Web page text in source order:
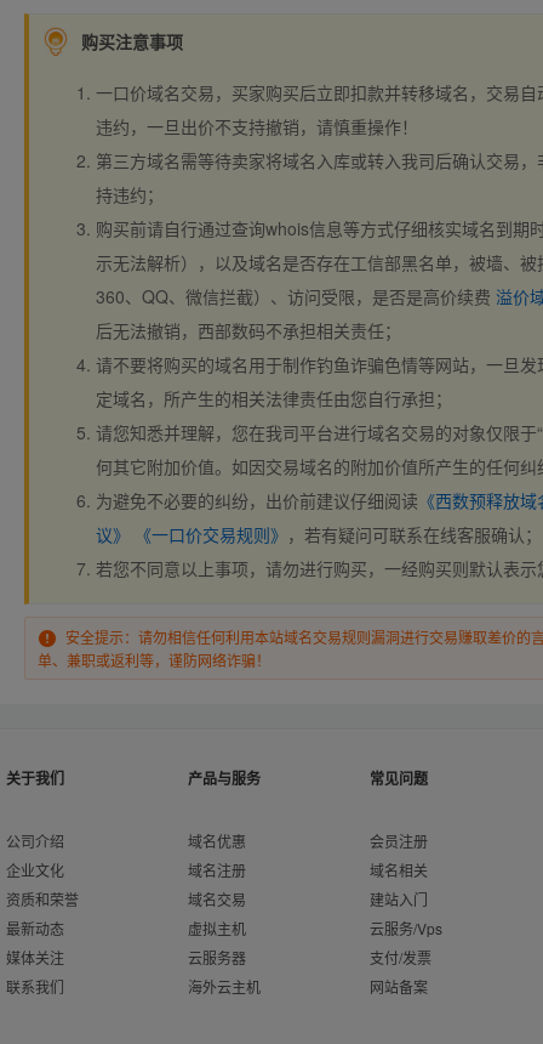
购买注意事项
一口价域名交易，买家购买后立即扣款并转移域名，交易
违约，一旦出价不支持撤销，请慎重操作！
第三方域名需等待卖家将域名入库或转入我司后确认交易
持违约；
购买前请自行通过查询whois信息等方式仔细核实域名到期
示无法解析），以及域名是否存在工信部黑名单，被墙、
360、QQ、微信拦截）、访问受限，是否是高价续费 溢价
后无法撤销，西部数码不承担相关责任；
请不要将购买的域名用于制作钓鱼诈骗色情等网站，一旦
定域名，所产生的相关法律责任由您自行承担；
请您知悉并理解，您在我司平台进行域名交易的对象仅限于
何其它附加价值。如因交易域名的附加价值所产生的任何
为避免不必要的纠纷，出价前建议仔细阅读 《西数预释放
议》
《一口价交易规则》 ，若有疑问可联系在线客服确认；
若您不同意以上事项，请勿进行购买，一经购买则默认表
安全提示：请勿相信任何利用本站域名交易规则漏洞进行交易赚取差价的
单、兼职或返利等，谨防网络诈骗！
关于我们
公司介绍
企业文化
资质和荣誉
最新动态
媒体关注
联系我们
产品与服务
域名优惠
域名注册
域名交易
虚拟主机
云服务器
海外云主机
常见问题
会员注册
域名相关
建站入门
云服务/Vps
支付/发票
网站备案